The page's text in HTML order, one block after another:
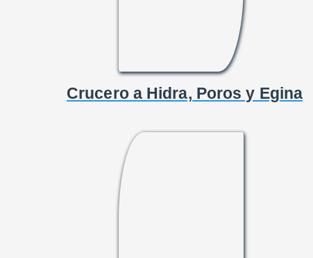
Crucero a Hidra, Poros y Egina